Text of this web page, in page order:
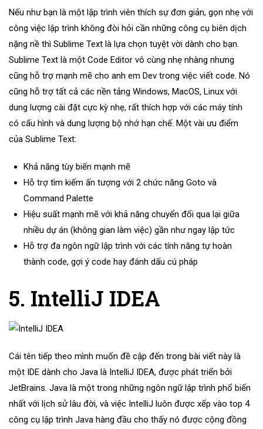
Nếu như bạn là một lập trình viên thích sự đơn giản, gọn nhẹ với
công việc lập trình không đòi hỏi cần những công cụ biên dịch
nặng nề thì Sublime Text là lựa chọn tuyệt vời dành cho bạn.
Sublime Text là một Code Editor vô cùng nhẹ nhàng nhưng
cũng hỗ trợ mạnh mẽ cho anh em Dev trong việc viết code. Nó
cũng hỗ trợ tất cả các nền tảng Windows, MacOS, Linux với
dung lượng cài đặt cực kỳ nhẹ, rất thích hợp với các máy tính
có cấu hình và dung lượng bộ nhớ hạn chế. Một vài ưu điểm
của Sublime Text:
Khả năng tùy biến mạnh mẽ
Hỗ trợ tìm kiếm ấn tượng với 2 chức năng Goto và
Command Palette
Hiệu suất mạnh mẽ với khả năng chuyển đổi qua lại giữa
nhiều dự án (không gian làm việc) gần như ngay lập tức
Hỗ trợ đa ngôn ngữ lập trình với các tính năng tự hoàn
thành code, gợi ý code hay đánh dấu cú pháp
5. IntelliJ IDEA
Cái tên tiếp theo mình muốn đề cập đến trong bài viết này là
một IDE dành cho Java là IntelliJ IDEA, được phát triển bởi
JetBrains. Java là một trong những ngôn ngữ lập trình phổ biến
nhất với lịch sử lâu đời, và việc IntelliJ luôn được xếp vào top 4
công cụ lập trình Java hàng đầu cho thấy nó được cộng đồng